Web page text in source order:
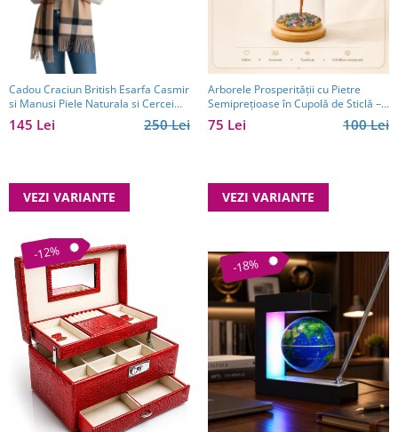
Cadou Craciun British Esarfa Casmir
si Manusi Piele Naturala si Cercei
One Diamonds
250 Lei
145 Lei
VEZI VARIANTE
Arborele Prosperității cu Pietre
Semiprețioase în Cupolă de Sticlă –
14 cm
100 Lei
75 Lei
VEZI VARIANTE
-12%
-18%